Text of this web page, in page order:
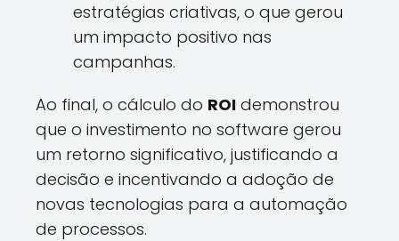
estratégias criativas, o que gerou
um impacto positivo nas
campanhas.
Ao final, o cálculo do ROI demonstrou
que o investimento no software gerou
um retorno significativo, justificando a
decisão e incentivando a adoção de
novas tecnologias para a automação
de processos.